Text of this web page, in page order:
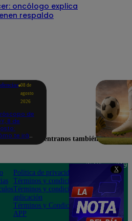
X
oncólogo explica
respaldo
08 de
agosto
2026
de
8 de
te iráEncuéntranos también en
Política de privacidad
Términos y condiciones
Términos y condiciones
aplicación
Términos y Condiciones
APP
Teléfono: 219
Av. San
Felipe 968
Jesús María